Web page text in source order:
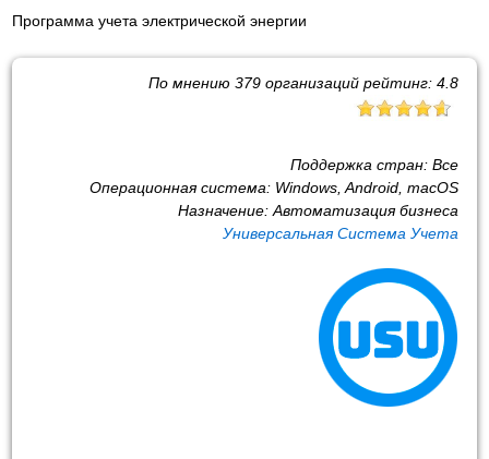
Программа учета электрической энергии
По мнению 379организаций рейтинг: 4.8
Поддержка стран: Все
Операционная система: Windows, Android, macOS
Назначение: Автоматизация бизнеса
Универсальная Система Учета